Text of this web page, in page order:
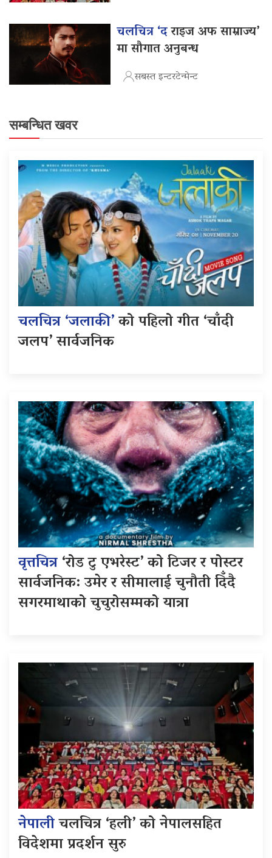
चलचित्र ‘दराइज अफ साम्राज्य’
मा सौगात अनुबन्ध
सबस्त इन्टरटेन्मेन्ट
सम्बन्धित खवर
चलचित्र ‘जलाकी’को पहिलो गीत ‘चाँदी
जलप’ सार्वजनिक
वृत्तचित्र‘रोड टु एभरेस्ट’ को टिजर र पोस्टर
सार्वजनिक: उमेर र सीमालाई चुनौती दिँदै
सगरमाथाको चुचुरोसम्मको यात्रा
नेपालीचलचित्र ‘हली’ को नेपालसहित
विदेशमा प्रदर्शन सुरु